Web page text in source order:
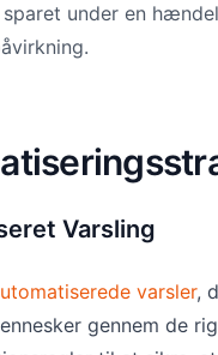
under en
Varsling
varsler,
gennem de